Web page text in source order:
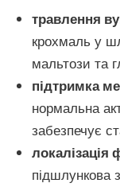
травлення
крохмаль у
мальтози та
підтримка
нормальна
забезпечує
локалізація
підшлункова